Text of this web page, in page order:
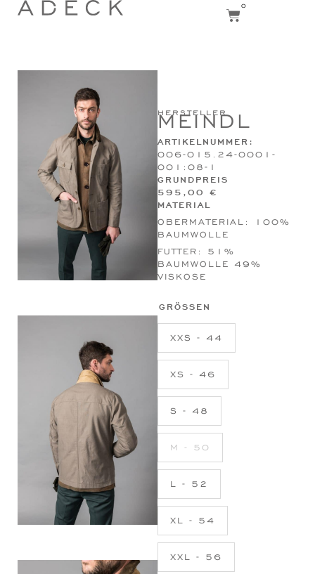
0
hersteller
MEINDL
ARTIKELNUMMER:
006-015.24-0001-
001:08-1
GRUNDPREIS
595,00 €
MATERIAL
OBERMATERIAL: 100%
BAUMWOLLE
FUTTER: 51%
BAUMWOLLE 49%
VISKOSE
GRÖSSEN
XXS - 44
XS - 46
S - 48
M - 50
L - 52
XL - 54
XXL - 56